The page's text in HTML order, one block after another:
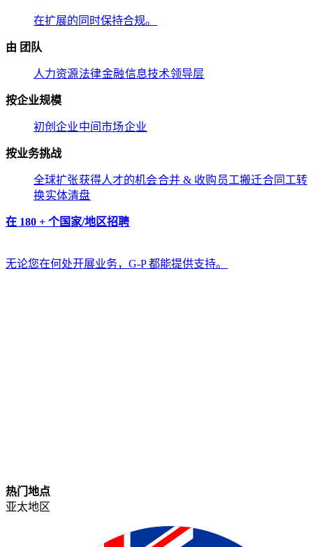
在扩展的同时保持合规。​​
由 团队​​
人力资源​​法律​​金融​​信息技术​​领导层​​
按企业规模​​
初创企业​​中间市场​​企业​​
按业务挑战​​
全球扩张​​获得人才的机会​​合并 & 收购​​ 员工搬迁​​合同工转
换​​实体清盘​​
在 180 + 个国家/地区招聘​​
无论您在何处开展业务，G-P 都能提供支持。​​
热门地点​​
亚太地区​​